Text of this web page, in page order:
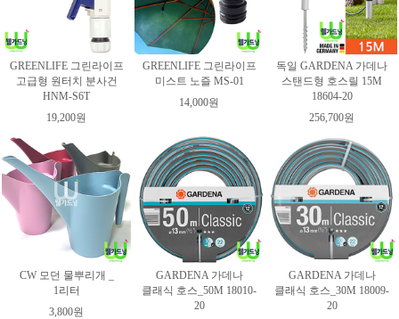
GREENLIFE 그린라이프
고급형 원터치 분사건
HNM-S6T
19,200원
GREENLIFE 그린라이프
미스트 노즐 MS-01
14,000원
독일 GARDENA 가데나
스탠드형 호스릴 15M
18604-20
256,700원
CW 모던 물뿌리개 _
1리터
3,800원
GARDENA 가데나
클래식 호스_50M 18010-
20
GARDENA 가데나
클래식 호스_30M 18009-
20